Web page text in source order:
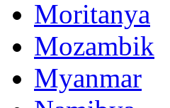
Moritanya
Mozambik
Myanmar